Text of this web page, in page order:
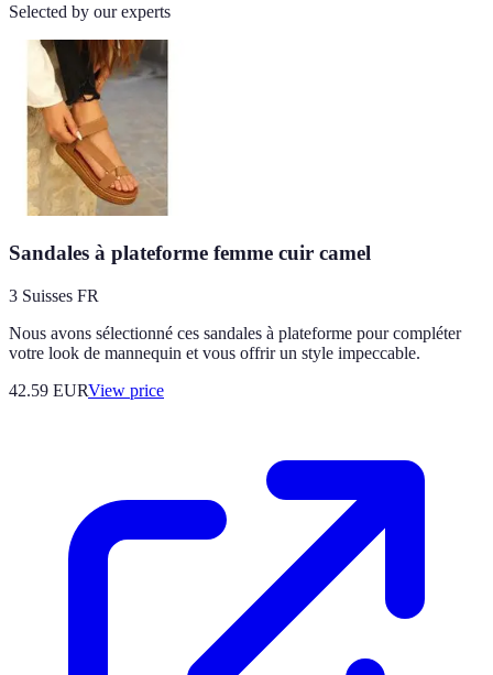
Selected by our experts
Sandales à plateforme femme cuir camel
3 Suisses FR
Nous avons sélectionné ces sandales à plateforme pour compléter
votre look de mannequin et vous offrir un style impeccable.
42.59 EURView price